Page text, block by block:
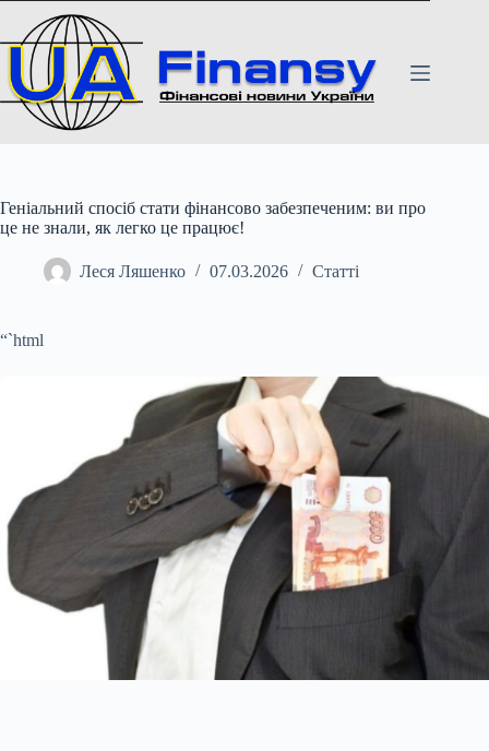
вмісту
Геніальний спосіб стати фінансово забезпеченим: ви про
це не знали, як легко це працює!
Леся Ляшенко 07.03.2026 Статті
“`html